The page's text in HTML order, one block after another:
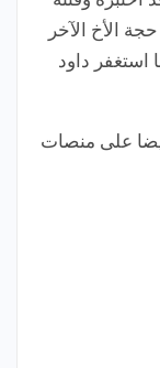
الأخ الآخر
استغفر داود
أيضا على منصات